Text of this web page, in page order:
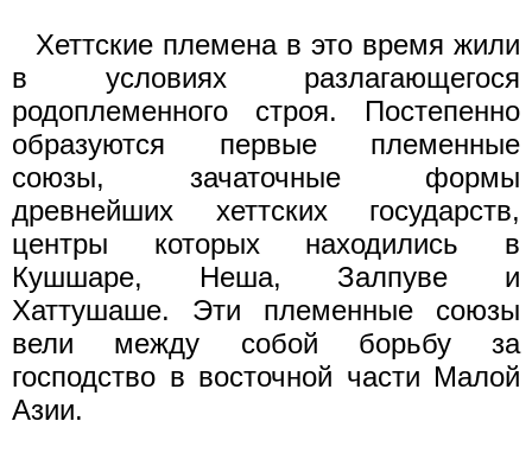
Хеттские племена в это время жили
в условиях разлагающегося
родоплеменного строя. Постепенно
образуются первые племенные
союзы, зачаточные формы
древнейших хеттских государств,
центры которых находились в
Кушшаре, Неша, Залпуве и
Хаттушаше. Эти племенные союзы
вели между собой борьбу за
господство в восточной части Малой
Азии.